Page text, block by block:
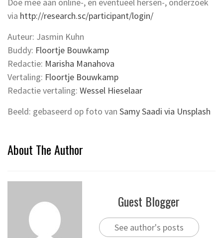
via http://research.sc/participant/login/
Auteur: Jasmin Kuhn
Buddy: Floortje Bouwkamp
Redactie: Marisha Manahova
Vertaling: Floortje Bouwkamp
Redactie vertaling: Wessel Hieselaar
Beeld: gebaseerd op foto van Samy Saadi via Unsplash
About The Author
Guest Blogger
See author's posts